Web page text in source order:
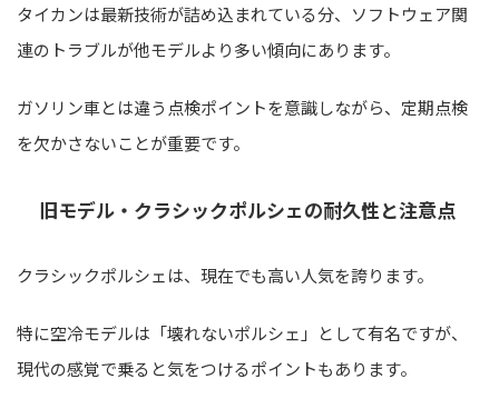
タイカンは最新技術が詰め込まれている分、ソフトウェア関
連のトラブルが他モデルより多い傾向にあります。
ガソリン車とは違う点検ポイントを意識しながら、定期点検
を欠かさないことが重要です。
旧モデル・クラシックポルシェの耐久性と注意点
クラシックポルシェは、現在でも高い人気を誇ります。
特に空冷モデルは「壊れないポルシェ」として有名ですが、
現代の感覚で乗ると気をつけるポイントもあります。